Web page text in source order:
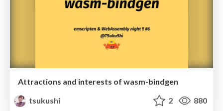
Attractions and interests of wasm-bindgen
tsukushi
2 880